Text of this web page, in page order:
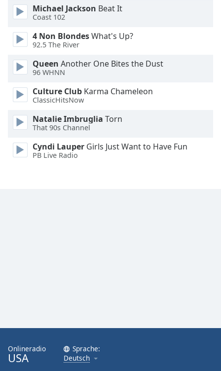
Reset
Close
Modal
dialog
window.
Michael Jackson Beat It
Coast 102
4 Non BlondesWhat's Up?
92.5 The River
Queen Another One Bites the Dust
96 WHNN
Culture Club Karma Chameleon
ClassicHitsNow
Natalie Imbruglia Torn
That 90s Channel
Cyndi Lauper Girls Just Want to Have Fun
PB Live Radio
Onlineradio
USA
Sprache:
Deutsch